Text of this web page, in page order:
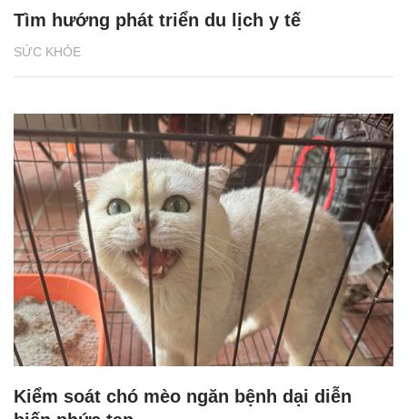
SỨC KHỎE
Tìm hướng phát triển du lịch y tế
Kiểm soát chó mèo ngăn bệnh dại diễn